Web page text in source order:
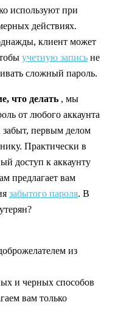
используют при
действиях.
клиент может
учетную запись не
сложный пароль.
что делать , мы
от любого аккаунта
первым делом
Практически в
доступ к аккаунту
предлагает вам
забытого пароля. В
из
и черных способов
вам только